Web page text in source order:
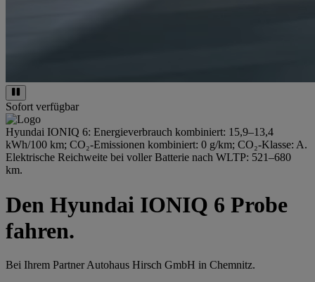
Sofort verfügbar
Hyundai IONIQ 6: Energieverbrauch kombiniert: 15,9–13,4
kWh/100 km; CO₂-Emissionen kombiniert: 0 g/km; CO₂-Klasse: A.
Elektrische Reichweite bei voller Batterie nach WLTP: 521–680
km.
Den Hyundai IONIQ 6 Probe
fahren.
Bei Ihrem Partner Autohaus Hirsch GmbH in Chemnitz.